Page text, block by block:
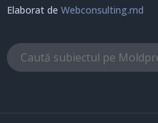
Elaborat de Webconsulting.md